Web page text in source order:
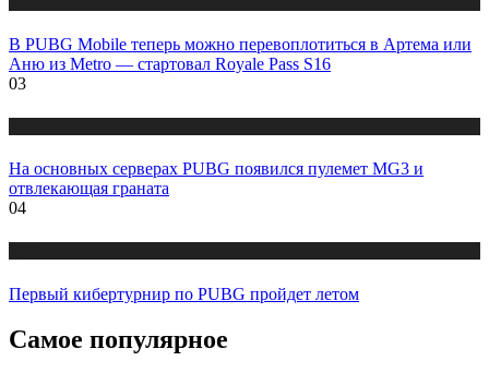
В PUBG Mobile теперь можно перевоплотиться в Артема или
Аню из Metro — стартовал Royale Pass S16
03
На основных серверах PUBG появился пулемет MG3 и
отвлекающая граната
04
Первый кибертурнир по PUBG пройдет летом
Самое популярное